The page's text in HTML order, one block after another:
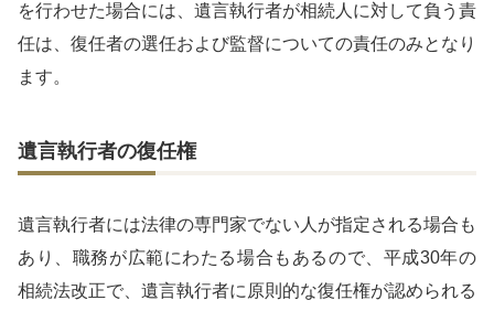
を行わせた場合には、遺言執行者が相続人に対して負う責
任は、復任者の選任および監督についての責任のみとなり
ます。
遺言執行者の復任権
遺言執行者には法律の専門家でない人が指定される場合も
あり、職務が広範にわたる場合もあるので、平成30年の
相続法改正で、遺言執行者に原則的な復任権が認められる